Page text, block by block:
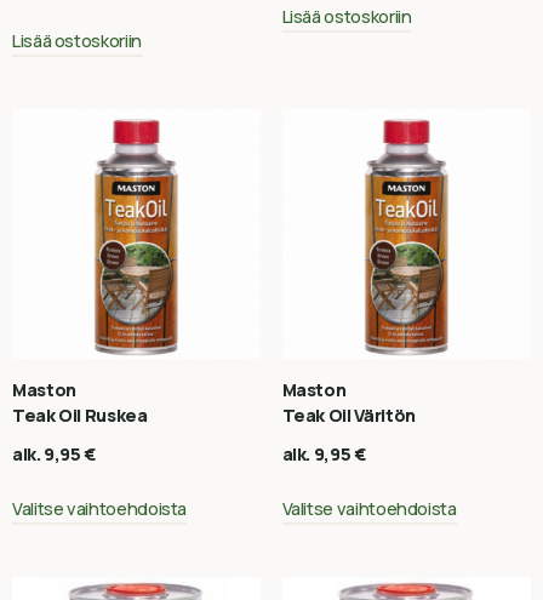
Lisää ostoskoriin
Lisää ostoskoriin
Maston
Teak Oil Ruskea
alk. 9,95€
Valitse vaihtoehdoista
Maston
Teak Oil Väritön
alk. 9,95€
Valitse vaihtoehdoista